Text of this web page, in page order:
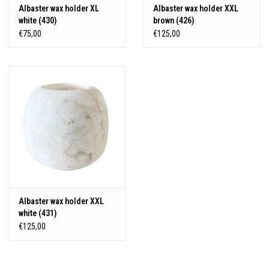
Albaster wax holder XL
white (430)
€75,00
Albaster wax holder XXL
brown (426)
€125,00
Albaster wax holder XXL
white (431)
€125,00